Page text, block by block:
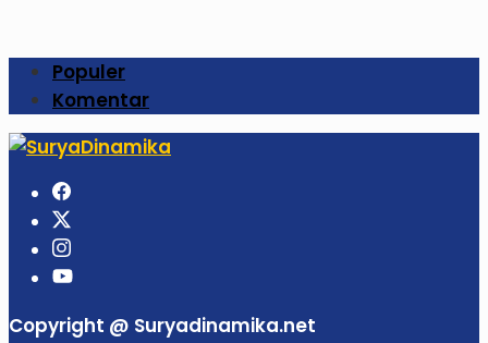
Populer
Komentar
Copyright @ Suryadinamika.net